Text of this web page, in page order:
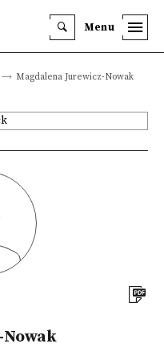
Menu
Magdalena Jurewicz-Nowak